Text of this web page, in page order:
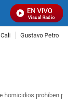
EN VIVO
Señal Visual Radio
Cali Gustavo Petro
homicidios prohíben